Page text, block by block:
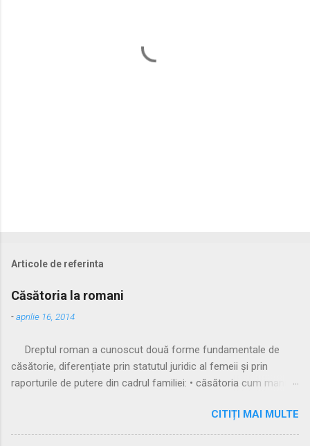
Articole de referinta
Căsătoria la romani
-aprilie 16, 2014
Dreptul roman a cunoscut două forme fundamentale de
căsătorie, diferențiate prin statutul juridic al femeii și prin
raporturile de putere din cadrul familiei: • căsătoria cum manus
și practicată a fost căsătoria cu manus, prin care femeia
trecea sub autoritatea soțului, devenind parte a familiei
CITIȚI MAI MULTE